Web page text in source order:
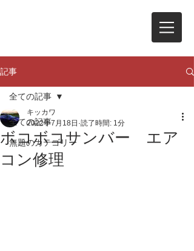
記事
全ての記事
無題のカテゴリー
全ての記事
ボコボコサンバー エア
コン修理
キッカワ
2022年7月18日 読了時間: 1分